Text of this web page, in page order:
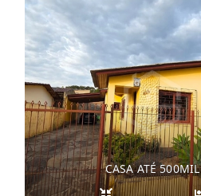
CASA ATÉ 500MIL